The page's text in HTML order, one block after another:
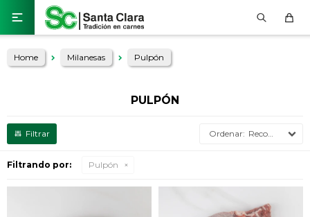

Home Milanesas Pulpón
PULPÓN
Recomendados
Filtrando por: Pulpón